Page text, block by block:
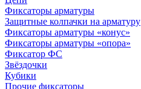
Фиксаторы арматуры
Защитные колпачки на арматуру
Фиксаторы арматуры «конус»
Фиксаторы арматуры «опора»
Фиксатор ФС
Звёздочки
Кубики
Прочие фиксаторы